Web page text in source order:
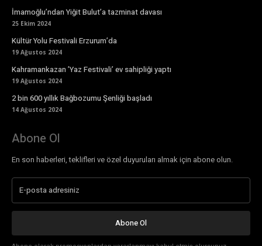
İmamoğlu’ndan Yiğit Bulut’a tazminat davası
25 Ekim 2024
Kültür Yolu Festivali Erzurum’da
19 Ağustos 2024
Kahramankazan ’Yaz Festivali’ ev sahipliği yaptı
19 Ağustos 2024
2 bin 600 yıllık Bağbozumu Şenliği başladı
14 Ağustos 2024
Abone Ol
En son haberleri, teklifleri ve özel duyuruları almak için abone olun.
Abone Ol